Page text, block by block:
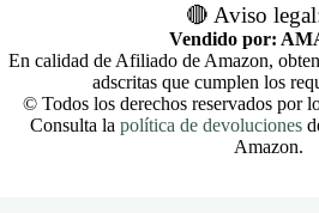
🔴 Aviso
Vendido por:
En calidad de Afiliado de Amazon,
adscritas que cumplen los
© Todos los derechos reservados por
Consulta la política de devoluciones
Amazon.